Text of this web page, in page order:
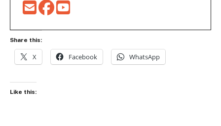
Share this:
X Facebook WhatsApp
Like this: